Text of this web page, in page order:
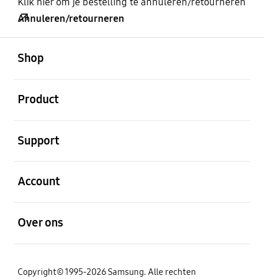
Annuleren/retourneren
Shop
Product
Support
Account
Over ons
Copyright© 1995-2026 Samsung. Alle rechten